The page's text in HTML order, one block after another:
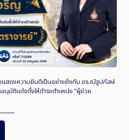
สดงความยินดีเป็นอย่างยิ่งกับ ดร.ณัฐปภัสษ์
นุมัติแต่งตั้งให้ดำรงตำแหน่ง ”ผู้ช่วย